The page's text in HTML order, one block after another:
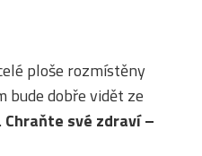
ploše rozmístěny
bude dobře vidět ze
Chraňte své zdraví –